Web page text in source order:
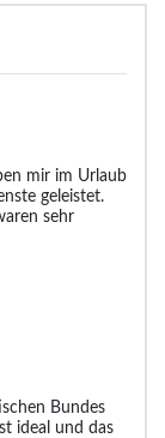
mir im Urlaub
geleistet.
sehr
Bundes
ideal und das